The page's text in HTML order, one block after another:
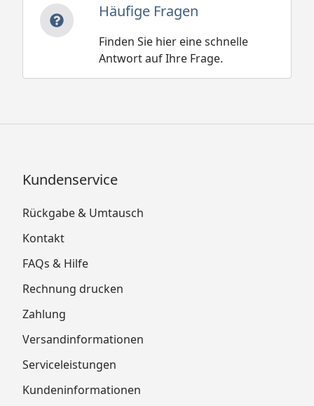
Häufige Fragen
Finden Sie hier eine schnelle
Antwort auf Ihre Frage.
Kundenservice
Rückgabe & Umtausch
Kontakt
FAQs & Hilfe
Rechnung drucken
Zahlung
Versandinformationen
Serviceleistungen
Kundeninformationen